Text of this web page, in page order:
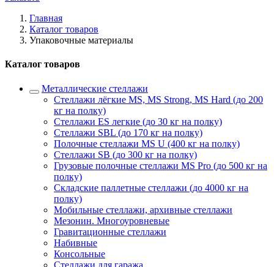
Главная
Каталог товаров
Упаковочные материалы
Каталог товаров
Металлические стеллажи
Стеллажи лёгкие MS, MS Strong, MS Hard (до 200
кг на полку)
Стеллажи ES легкие (до 30 кг на полку)
Стеллажи SBL (до 170 кг на полку)
Полочные стеллажи MS U (400 кг на полку)
Стеллажи SB (до 300 кг на полку)
Грузовые полочные стеллажи MS Pro (до 500 кг на
полку)
Складские паллетные стеллажи (до 4000 кг на
полку)
Мобильные стеллажи, архивные стеллажи
Мезонин. Многоуровневые
Гравитационные стеллажи
Набивные
Консольные
Стеллажи для гаража